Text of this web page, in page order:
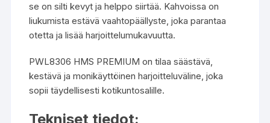
se on silti kevyt ja helppo siirtää. Kahvoissa on
liukumista estävä vaahtopäällyste, joka parantaa
otetta ja lisää harjoittelumukavuutta.
PWL8306 HMS PREMIUM on tilaa säästävä,
kestävä ja monikäyttöinen harjoitteluväline, joka
sopii täydellisesti kotikuntosalille.
Tekniset tiedot: